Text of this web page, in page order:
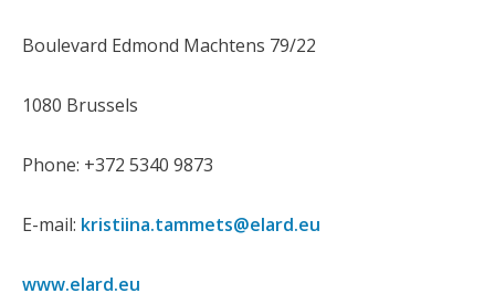
Boulevard Edmond Machtens 79/22
1080 Brussels
Phone: +372 5340 9873
E-mail: kristiina.tammets@elard.eu
www.elard.eu